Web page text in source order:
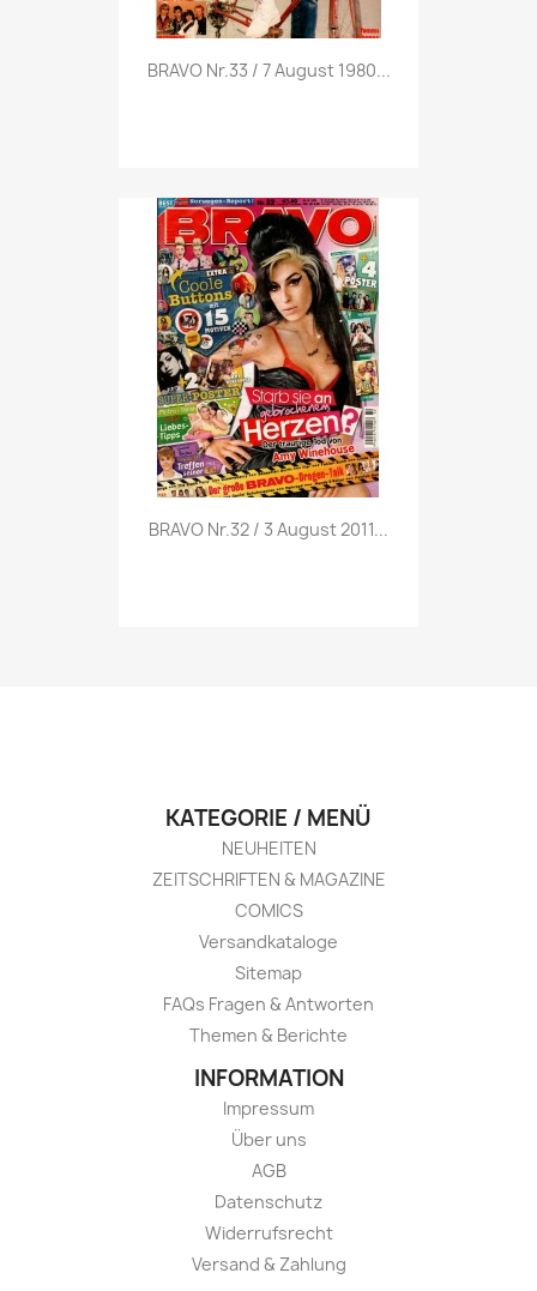
Vorschau
BRAVO Nr.33 / 7 August 1980...
Vorschau
BRAVO Nr.32 / 3 August 2011...
KATEGORIE / MENÜ
NEUHEITEN
ZEITSCHRIFTEN & MAGAZINE
COMICS
Versandkataloge
Sitemap
FAQs Fragen & Antworten
Themen & Berichte
INFORMATION
Impressum
Über uns
AGB
Datenschutz
Widerrufsrecht
Versand & Zahlung